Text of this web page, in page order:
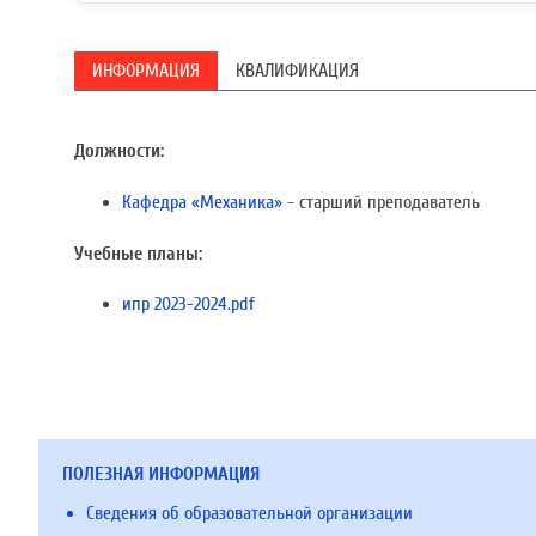
ИНФОРМАЦИЯ КВАЛИФИКАЦИЯ
Должности:
Кафедра «Механика» - старший преподаватель
Учебные планы:
ипр 2023-2024.pdf
ПОЛЕЗНАЯ ИНФОРМАЦИЯ
Сведения об образовательной организации